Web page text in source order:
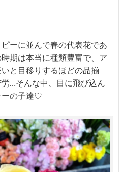
ーに並んで春の代表花であ
期は本当に種類豊富で、ア
と目移りするほどの品揃
…そんな中、目に飛び込ん
ーの子達♡